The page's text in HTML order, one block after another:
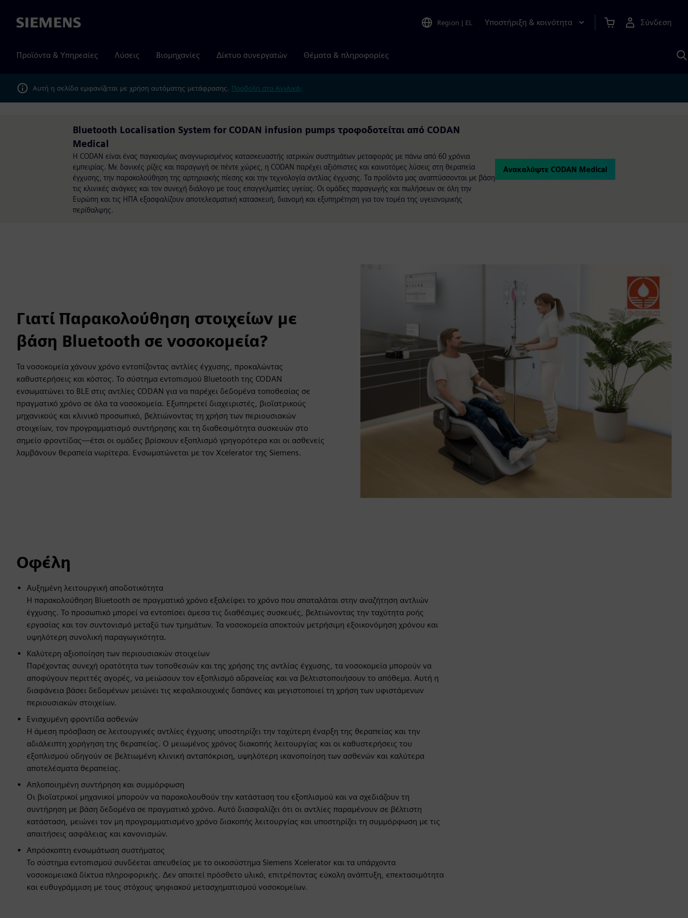
Siemens Region | EL Υποστήριξη & κοινότητα Σύνδεση
Προϊόντα & Υπηρεσίες Λύσεις Βιομηχανίες Δίκτυο συνεργατών Θέματα & πληροφορίες
Αυτή η σελίδα εμφανίζεται με χρήση αυτόματης μετάφρασης. Προβολή στα Αγγλικά;
Bluetooth Localisation System for CODAN infusion pumps τροφοδοτείται από CODAN
Medical
Η CODAN είναι ένας παγκοσμίως αναγνωρισμένος κατασκευαστής ιατρικών συστημάτων μεταφοράς με πάνω από 60 χρόνια
εμπειρίας. Με δανικές ρίζες και παραγωγή σε πέντε χώρες, η CODAN παρέχει αξιόπιστες και καινοτόμες λύσεις στη θεραπεία
έγχυσης, την παρακολούθηση της αρτηριακής πίεσης και την τεχνολογία αντλίας έγχυσης. Τα προϊόντα μας αναπτύσσονται με βάση
τις κλινικές ανάγκες και τον συνεχή διάλογο με τους επαγγελματίες υγείας. Οι ομάδες παραγωγής και πωλήσεων σε όλη την
Ευρώπη και τις ΗΠΑ εξασφαλίζουν αποτελεσματική κατασκευή, διανομή και εξυπηρέτηση για τον τομέα της υγειονομικής
περίθαλψης.
Ανακαλύψτε CODAN Medical
Γιατί Παρακολούθηση στοιχείων με
βάση Bluetooth σε νοσοκομεία?
Τα νοσοκομεία χάνουν χρόνο εντοπίζοντας αντλίες έγχυσης, προκαλώντας
καθυστερήσεις και κόστος. Το σύστημα εντοπισμού Bluetooth της CODAN
ενσωματώνει το BLE στις αντλίες CODAN για να παρέχει δεδομένα τοποθεσίας σε
πραγματικό χρόνο σε όλα τα νοσοκομεία. Εξυπηρετεί διαχειριστές, βιοϊατρικούς
μηχανικούς και κλινικό προσωπικό, βελτιώνοντας τη χρήση των περιουσιακών
στοιχείων, τον προγραμματισμό συντήρησης και τη διαθεσιμότητα συσκευών στο
σημείο φροντίδας—έτσι οι ομάδες βρίσκουν εξοπλισμό γρηγορότερα και οι ασθενείς
λαμβάνουν θεραπεία νωρίτερα. Ενσωματώνεται με τον Xcelerator της Siemens.
Οφέλη
Αυξημένη λειτουργική αποδοτικότητα
Η παρακολούθηση Bluetooth σε πραγματικό χρόνο εξαλείφει το χρόνο που σπαταλάται στην αναζήτηση αντλιών
έγχυσης. Το προσωπικό μπορεί να εντοπίσει άμεσα τις διαθέσιμες συσκευές, βελτιώνοντας την ταχύτητα ροής
εργασίας και τον συντονισμό μεταξύ των τμημάτων. Τα νοσοκομεία αποκτούν μετρήσιμη εξοικονόμηση χρόνου και
υψηλότερη συνολική παραγωγικότητα.
Καλύτερη αξιοποίηση των περιουσιακών στοιχείων
Παρέχοντας συνεχή ορατότητα των τοποθεσιών και της χρήσης της αντλίας έγχυσης, τα νοσοκομεία μπορούν να
αποφύγουν περιττές αγορές, να μειώσουν τον εξοπλισμό αδρανείας και να βελτιστοποιήσουν το απόθεμα. Αυτή η
διαφάνεια βάσει δεδομένων μειώνει τις κεφαλαιουχικές δαπάνες και μεγιστοποιεί τη χρήση των υφιστάμενων
περιουσιακών στοιχείων.
Ενισχυμένη φροντίδα ασθενών
Η άμεση πρόσβαση σε λειτουργικές αντλίες έγχυσης υποστηρίζει την ταχύτερη έναρξη της θεραπείας και την
αδιάλειπτη χορήγηση της θεραπείας. Ο μειωμένος χρόνος διακοπής λειτουργίας και οι καθυστερήσεις του
εξοπλισμού οδηγούν σε βελτιωμένη κλινική ανταπόκριση, υψηλότερη ικανοποίηση των ασθενών και καλύτερα
αποτελέσματα θεραπείας.
Απλοποιημένη συντήρηση και συμμόρφωση
Οι βιοϊατρικοί μηχανικοί μπορούν να παρακολουθούν την κατάσταση του εξοπλισμού και να σχεδιάζουν τη
συντήρηση με βάση δεδομένα σε πραγματικό χρόνο. Αυτό διασφαλίζει ότι οι αντλίες παραμένουν σε βέλτιστη
κατάσταση, μειώνει τον μη προγραμματισμένο χρόνο διακοπής λειτουργίας και υποστηρίζει τη συμμόρφωση με τις
απαιτήσεις ασφάλειας και κανονισμών.
Απρόσκοπτη ενσωμάτωση συστήματος
Το σύστημα εντοπισμού συνδέεται απευθείας με το οικοσύστημα Siemens Xcelerator και τα υπάρχοντα
νοσοκομειακά δίκτυα πληροφορικής. Δεν απαιτεί πρόσθετο υλικό, επιτρέποντας εύκολη ανάπτυξη, επεκτασιμότητα
και ευθυγράμμιση με τους στόχους ψηφιακού μετασχηματισμού νοσοκομείων.